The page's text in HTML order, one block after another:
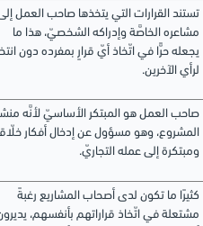
تستند القرارات التي يتخذها صاحب العمل
مشاعره الخاصَّة وإدراكه الشخصيّ، هذا ما
يجعله حرًّا في اتّخاذ أيّ قرارٍ بمفرده دون
لرأي الآخرين.
صاحب العمل هو المبتكر الأساسيّ لأنَّه
المشروع، وهو مسؤول عن إدخال أفكار
ومبتكرة إلى عمله التجاريّ.
كثيرًا ما تكون لدى أصحاب المشاريع رغبةً
مشتعلة في اتّخاذ قراراتهم بأنفسهم،